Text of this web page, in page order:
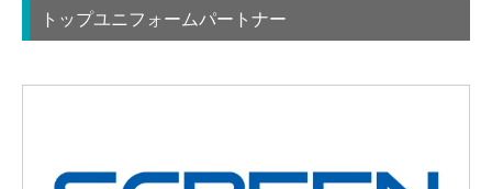
トップユニフォームパートナー